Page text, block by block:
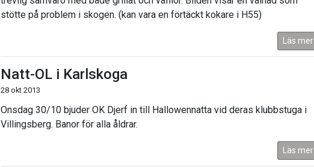
stötte på problem i skogen. (kan vara en förtäckt kokare i H55)
Läs mer
Natt-OL i Karlskoga
28 okt 2013
Onsdag 30/10 bjuder OK Djerf in till Hallowennatta vid deras klubbstuga i
Villingsberg. Banor för alla åldrar.
Läs mer